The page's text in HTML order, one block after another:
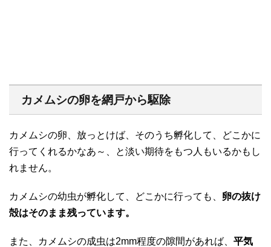
カメムシの卵を網戸から駆除
カメムシの卵、放っとけば、そのうち孵化して、どこかに
行ってくれるかなあ～、と淡い期待をもつ人もいるかもし
れません。
カメムシの幼虫が孵化して、どこかに行っても、 卵の抜け
殻はそのまま残っています。
また、カメムシの成虫は2mm程度の隙間があれば、 平気